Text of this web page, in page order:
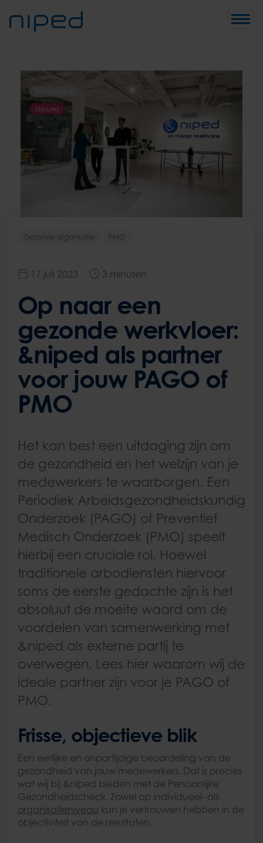
Toggle
Nieuws
Gezonde organisatie PMO
17 juli 2023 3 minuten
Op naar een
gezonde werkvloer:
&niped als partner
voor jouw PAGO of
PMO
Het kan best een uitdaging zijn om
de gezondheid en het welzijn van je
medewerkers te waarborgen. Een
Periodiek Arbeidsgezondheidskundig
Onderzoek (PAGO) of Preventief
Medisch Onderzoek (PMO) speelt
hierbij een cruciale rol. Hoewel
traditionele arbodiensten hiervoor
soms de eerste gedachte zijn is het
absoluut de moeite waard om de
voordelen van samenwerking met
&niped als externe partij te
overwegen. Lees hier waarom wij de
ideale partner zijn voor je PAGO of
PMO.
Frisse, objectieve blik
Een eerlijke en onpartijdige beoordeling van de
gezondheid van jouw medewerkers. Dat is precies
wat wij bij &niped bieden met de Persoonlijke
Gezondheidscheck. Zowel op individueel- als
organisatieniveau kun je vertrouwen hebben in de
objectiviteit van de resultaten.